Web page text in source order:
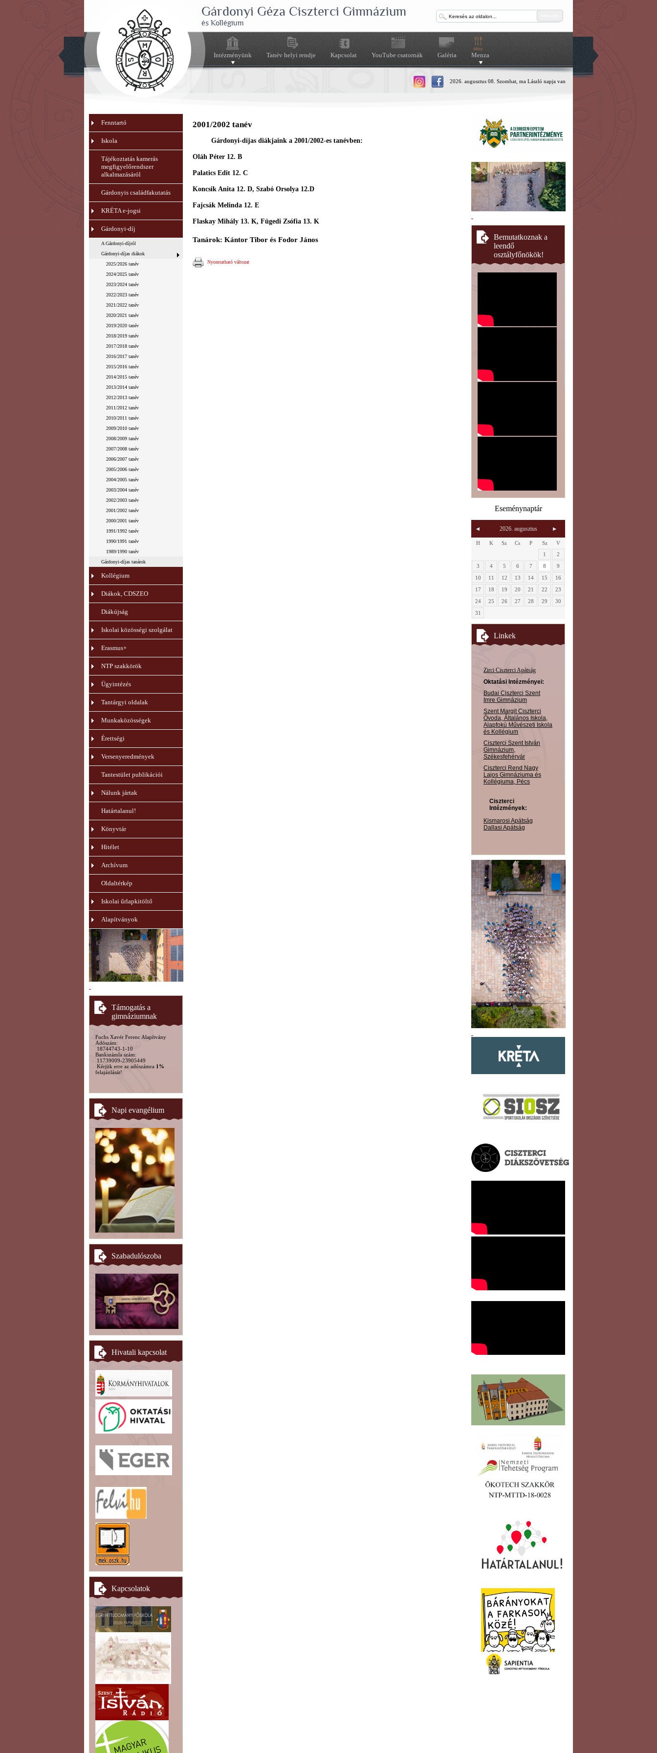
Gárdonyi Géza Ciszterci Gimnázium
és Kollégium
Intézményünk Tanév helyi rendje Kapcsolat YouTube csatornák Galéria Menza
2026. augusztus 08. Szombat, ma László napja van
Fenntartó
Iskola
Tájékoztatás kamerás
megfigyelőrendszer
alkalmazásáról
Gárdonyis családfakutatás
KRÉTA e-jogsi
Gárdonyi-díj
A Gárdonyi-díjról
Gárdonyi-díjas diákok
2025/2026 tanév
2024/2025 tanév
2023/2024 tanév
2022/2023 tanév
2021/2022 tanév
2020/2021 tanév
2019/2020 tanév
2018/2019 tanév
2017/2018 tanév
2016/2017 tanév
2015/2016 tanév
2014/2015 tanév
2013/2014 tanév
2012/2013 tanév
2011/2012 tanév
2010/2011 tanév
2009/2010 tanév
2008/2009 tanév
2007/2008 tanév
2006/2007 tanév
2005/2006 tanév
2004/2005 tanév
2003/2004 tanév
2002/2003 tanév
2001/2002 tanév
2000/2001 tanév
1991/1992 tanév
1990/1991 tanév
1989/1990 tanév
Gárdonyi-díjas tanárok
Kollégium
Diákok, CDSZEO
Diákújság
Iskolai közösségi szolgálat
Erasmus+
NTP szakkörök
Ügyintézés
Tantárgyi oldalak
Munkaközösségek
Érettségi
Versenyeredmények
Tantestület publikációi
Nálunk jártak
Határtalanul!
Könyvtár
Hitélet
Archívum
Oldaltérkép
Iskolai űrlapkitöltő
Alapítványok
Támogatás a
gimnáziumnak
Fuchs Xavér Ferenc Alapítvány
Adószám:
18744743-1-10
Bankszámla szám:
11739009-23905449
Kérjük erre az adószámra 1%
felajánlását!
Napi evangélium
Szabadulószoba
Hivatali kapcsolat
Kapcsolatok
2001/2002 tanév
Gárdonyi-díjas diákjaink a 2001/2002-es tanévben:
Oláh Péter 12. B
Palatics Edit 12. C
Koncsik Anita 12. D, Szabó Orsolya 12.D
Fajcsák Melinda 12. E
Flaskay Mihály 13. K, Fügedi Zsófia 13. K
Tanárok: Kántor Tibor és Fodor János
Nyomtatható változat
Bemutatkoznak a
leendő
osztályfőnökök!
Eseménynaptár
2026. augusztus
H K Sz Cs P Sz
V
1
2
3
4 5 6 7 8
9
10
11 12 13 14 15
16
17
18 19 20 21 22
23
24
25 26 27 28 29
30
31
Linkek
Zirci Ciszterci Apátság
Oktatási Intézményei:
Budai Ciszterci Szent
Imre Gimnázium
Szent Margit Ciszterci
Óvoda, Általános Iskola,
Alapfokú Művészeti Iskola
és Kollégium
Ciszterci Szent István
Gimnázium,
Székesfehérvár
Ciszterci Rend Nagy
Lajos Gimnáziuma és
Kollégiuma, Pécs
Ciszterci
Intézmények:
Kismarosi Apátság
Dallasi Apátság